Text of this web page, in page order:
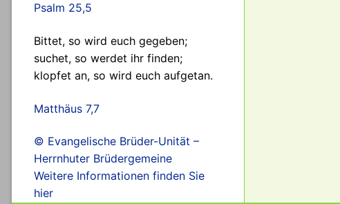
Psalm 25,5
Bittet, so wird euch gegeben;
suchet, so werdet ihr finden;
klopfet an, so wird euch aufgetan.
Matthäus 7,7
© Evangelische Brüder-Unität –
Herrnhuter Brüdergemeine
Weitere Informationen finden Sie
hier